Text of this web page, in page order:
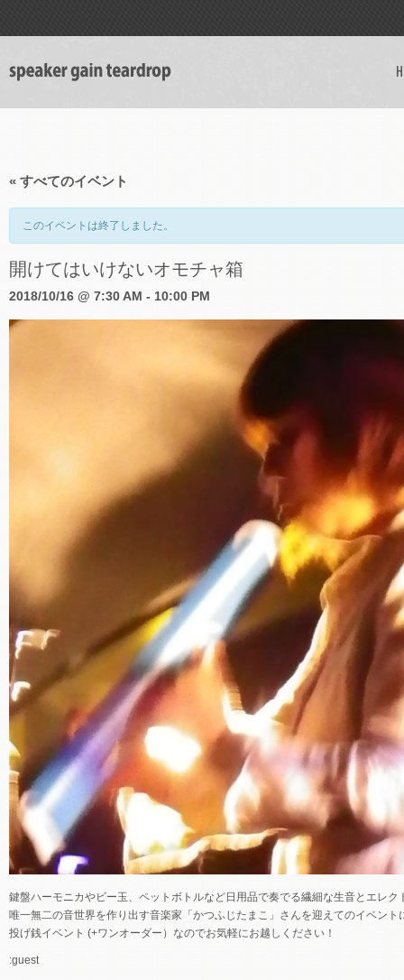
« すべてのイベント
このイベントは終了しました。
開けてはいけないオモチャ箱
2018/10/16 @ 7:30 AM - 10:00 PM
鍵盤ハーモニカやビー玉、ペットボトルなど日用品で奏でる繊細な生音とエレク
唯一無二の音世界を作り出す音楽家「かつふじたまこ」さんを迎えてのイベント
投げ銭イベント (+ワンオーダー）なのでお気軽にお越しください！
:guest